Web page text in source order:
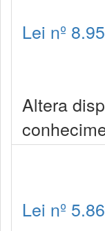
Lei nº
Altera
Lei nº